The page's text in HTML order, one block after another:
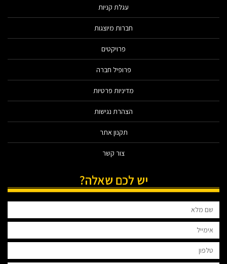
עגלת קניות
חברות מיוצגות
פרויקטים
פרופיל חברה
מדיניות פרטיות
הצהרת נגישות
תקנון אתר
צור קשר
יש לכם שאלה?